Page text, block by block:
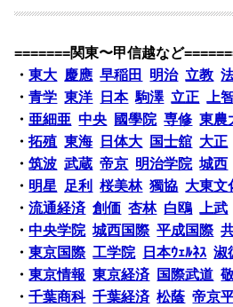
=======関東〜甲信越など
・東大 慶應 早稲田 明治 立教
・青学 東洋 日本 駒澤 立正 上
・亜細亜 中央 國學院 専修 東農
・拓殖 東海 日体大 国士舘 大正
・筑波 武蔵 帝京 明治学院 城西
・ 明星 足利 桜美林 獨協 大東文
・流通経済 創価 杏林 白鴎 上武
・中央学院 城西国際 平成国際
・東京国際 工学院 日本ｳｪﾙﾈｽ 淑
・東京情報 東京経済 国際武道
・千葉商科 千葉経済 松蔭 帝京